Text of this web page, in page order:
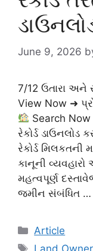
June 9, 2026
7/12 ઉતારા
View Now ➜
Search
રેકોર્ડ ડાઉનલોડ
રેકોર્ડ મિલકતની
કાનૂની
મહત્વપૂર્ણ
જમીન સંબંધિત …
Categories
Article
Tags
Land